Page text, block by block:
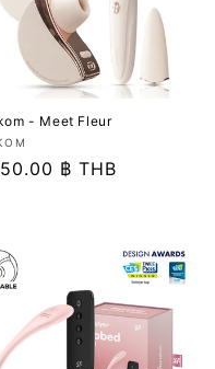
- Meet Fleur
า
฿ THB